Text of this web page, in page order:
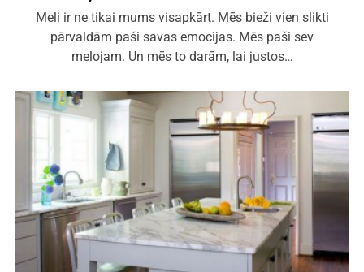
Meli ir ne tikai mums visapkārt. Mēs bieži vien slikti
pārvaldām paši savas emocijas. Mēs paši sev
melojam. Un mēs to darām, lai justos…